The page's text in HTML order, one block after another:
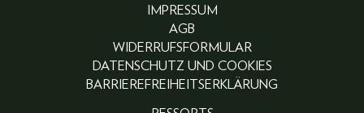
IMPRESSUM
AGB
WIDERRUFSFORMULAR
DATENSCHUTZ UND COOKIES
BARRIEREFREIHEITSERKLÄRUNG